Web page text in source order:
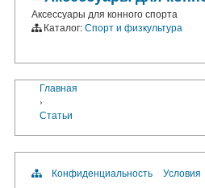
Аксессуары для конного спорта
Каталог:Спорт и физкультура
Главная
›
Статьи
Конфиденциальность Условия